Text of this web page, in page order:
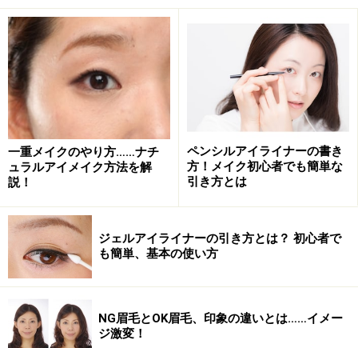
※アイカラーがほとんと付いていないチップやブラシで
軽く触れることで、グラデーションを自然に仕上げるこ
とができます。
2.アイライナーで引き締め
まつ毛のキワを引き忘れると、矢印のように不自然です
アイラインは、ペンシルタイプがおススメです。
アイラインが苦手で、少し太くなってしまっても心配い
りません。
一重メイクのやり方……ナチ
ュラルアイメイク方法を解
説！
ペンシルアイライナーの書き
方！メイク初心者でも簡単な
引き方とは
ジェルアイライナーの引き方とは？ 初心者で
も簡単、基本の使い方
NG眉毛とOK眉毛、印象の違いとは……イメー
ジ激変！